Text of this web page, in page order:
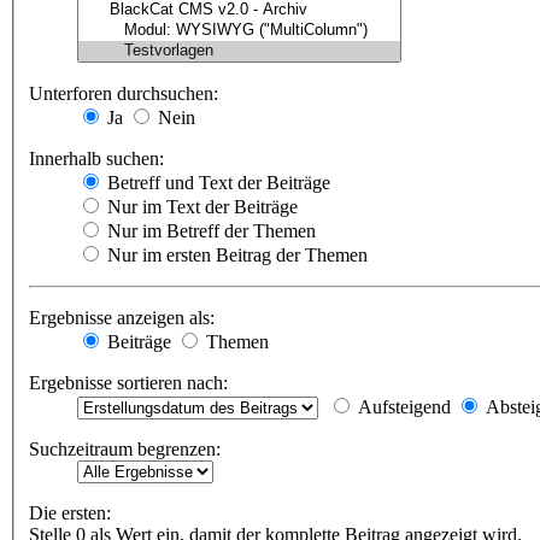
Unterforen durchsuchen:
Ja
Nein
Innerhalb suchen:
Betreff und Text der Beiträge
Nur im Text der Beiträge
Nur im Betreff der Themen
Nur im ersten Beitrag der Themen
Ergebnisse anzeigen als:
Beiträge
Themen
Ergebnisse sortieren nach:
Aufsteigend
Suchzeitraum begrenzen:
Die ersten:
Stelle 0 als Wert ein, damit der komplette Beitrag angezeigt wird.